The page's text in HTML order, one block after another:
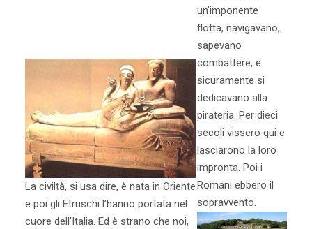
La civiltà, si usa dire, è nata in Oriente
e poi gli Etruschi l’hanno portata nel
cuore dell’Italia. Ed è strano che noi,
un’imponente
flotta, navigavano,
sapevano
combattere, e
sicuramente si
dedicavano alla
pirateria. Per dieci
secoli vissero qui e
lasciarono la loro
impronta. Poi i
Romani ebbero il
sopravvento.